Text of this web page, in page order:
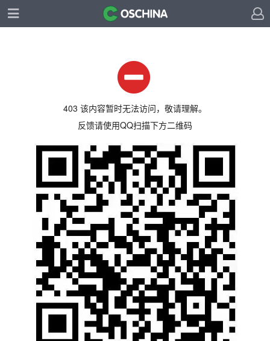
403 该内容暂时无法访问，敬请理解。
反馈请使用QQ扫描下方二维码